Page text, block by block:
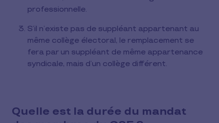
professionnelle.
S’il n’existe pas de suppléant appartenant au
même collège électoral, le remplacement se
fera par un suppléant de même appartenance
syndicale, mais d’un collège différent.
Quelle est la durée du mandat